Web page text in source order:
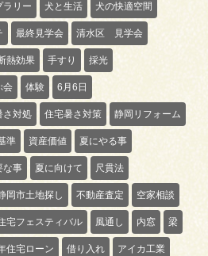
ラリー 犬と生活 犬の快適空間
最終見学会 清水区 見学会
熱効果 手すり 採光
会 体験 6月6日
さ対処 住宅暑さ対策 静岡リフォーム
準 資産価値 夏にやる事
な事 夏に向けて 尺貫法
岡市土地探し 不動産査定 空家相談
宅フェスティバル 風通し 内窓 梁
住宅ローン 借り入れ アイカ工業